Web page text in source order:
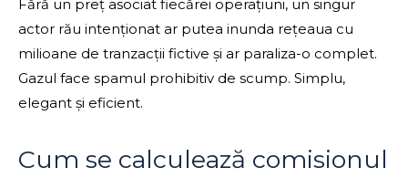
Fără un preț asociat fiecărei operațiuni, un singur
actor rău intenționat ar putea inunda rețeaua cu
milioane de tranzacții fictive și ar paraliza-o complet.
Gazul face spamul prohibitiv de scump. Simplu,
elegant și eficient.
Cum se calculează comisionul